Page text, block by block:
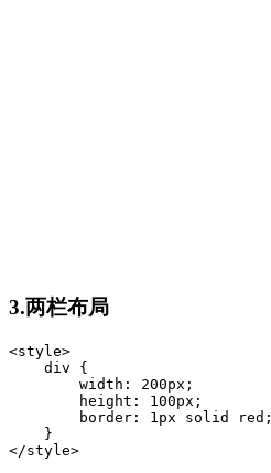
3.两栏布局
<style>
    div {
        width: 200px;
        height: 100px;
        border: 1px solid red;
    }
</style>